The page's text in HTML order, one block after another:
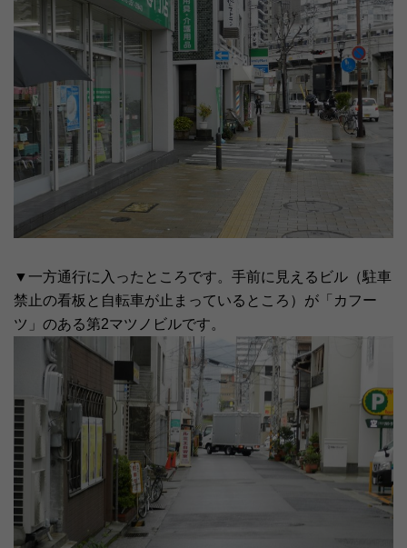
▼一方通行に入ったところです。手前に見えるビル（駐車
禁止の看板と自転車が止まっているところ）が「カフー
ツ」のある第2マツノビルです。